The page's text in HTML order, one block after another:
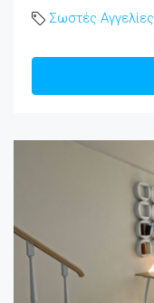
Σωστές Αγγελίες